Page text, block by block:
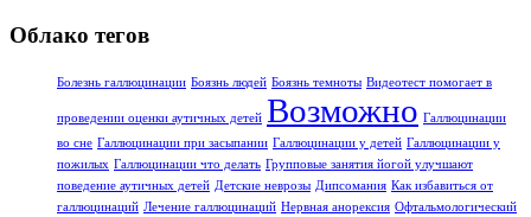
Облако тегов
Болезнь галлюцинации Боязнь людей Боязнь темноты Видеотест помогает в
проведении оценки аутичных детей Возможно Галлюцинации
во сне Галлюцинации при засыпании Галлюцинации у детей Галлюцинации у
пожилых Галлюцинации что делать Групповые занятия йогой улучшают
поведение аутичных детей Детские неврозы Дипсомания Как избавиться от
галлюцинаций Лечение галлюцинаций Нервная анорексия Офтальмологический